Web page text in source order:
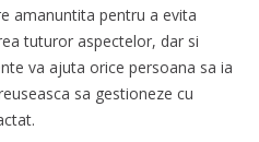
amanuntita pentru a evita
tuturor aspectelor, dar si
va ajuta orice persoana sa ia
sa gestioneze cu